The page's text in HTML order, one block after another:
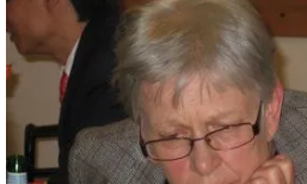
Résultats
Classement ▼